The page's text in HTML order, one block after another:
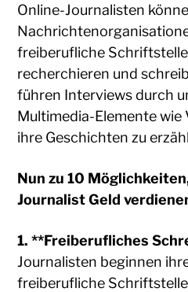
Online-Journalisten
freiberufliche
recherchieren und
führen Interviews durch
Multimedia-Elemente wie
ihre Geschichten zu
Nun zu 10
Journalist Geld
1. **Freiberufliches
Journalisten beginnen
freiberufliche